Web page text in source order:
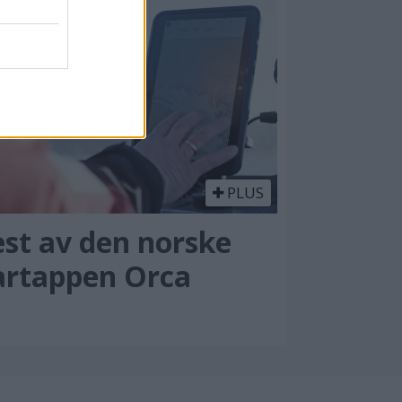
PLUS
av den norske
Orca